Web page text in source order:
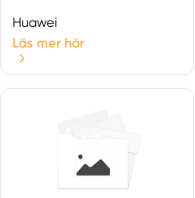
Huawei
Läs mer här